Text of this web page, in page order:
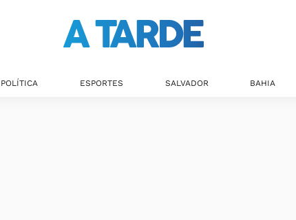
POLÍTICA ESPORTES SALVADOR BAHIA